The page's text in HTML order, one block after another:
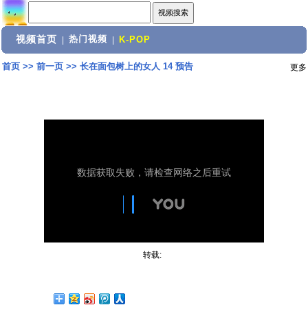
视频首页 热门视频 K-POP
首页>> 前一页>> 长在面包树上的女人 14 预告 更多
转载: